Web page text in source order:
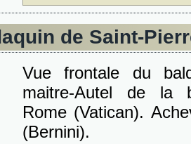
de Saint-
Vue frontale du
maitre-Autel de la
Rome (Vatican).
(Bernini).